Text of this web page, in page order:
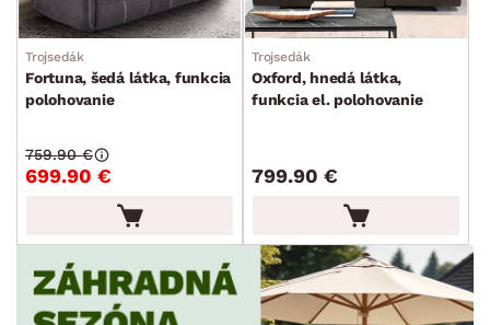
Trojsedák
Fortuna, šedá látka, funkcia
polohovanie
699.90 €
759.90 €
Trojsedák
Oxford, hnedá látka,
funkcia el. polohovanie
799.90 €